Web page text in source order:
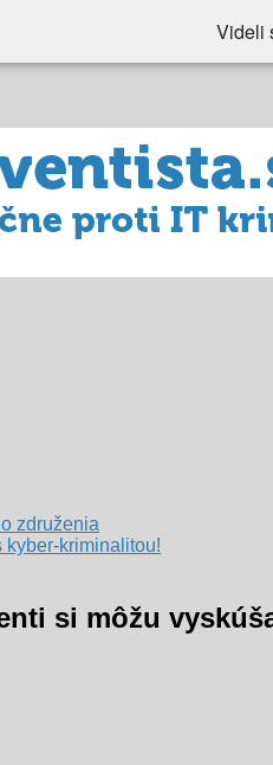
Videli
združenia
kyber-kriminalitou!
si môžu